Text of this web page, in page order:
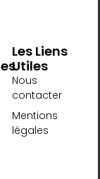
Les Liens
Utiles
Nous
contacter
Mentions
légales